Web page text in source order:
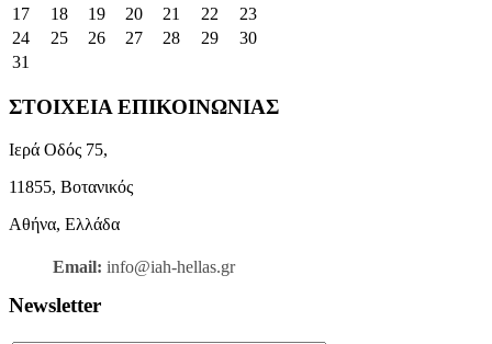
17
18 19 20 21 22
23
24
25 26 27 28 29
30
31
ΣΤΟΙΧΕΙΑ ΕΠΙΚΟΙΝΩΝΙΑΣ
Ιερά Οδός 75,
11855, Βοτανικός
Αθήνα, Ελλάδα
Email: info@iah-hellas.gr
Newsletter